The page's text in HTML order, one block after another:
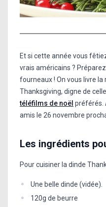
Et si cette année vous
vrais américains ?
fourneaux ! On vous livre la
Thanksgiving, digne de
téléfilms de noël préférés.
amis le 26 novembre
Les ingrédients
Pour cuisiner la dinde
Une belle dinde (vidée).
120g de beurre